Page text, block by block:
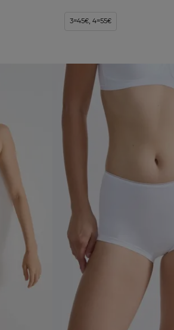
3=45€, 4=55€